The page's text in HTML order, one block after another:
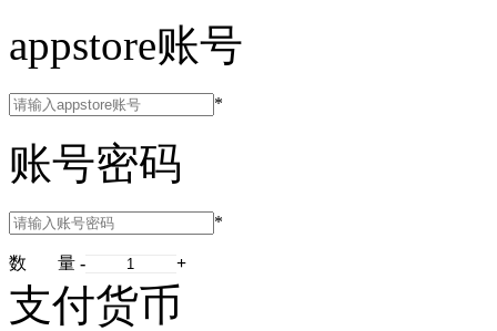
appstore账号
*
账号密码
*
数 量 - +
支付货币